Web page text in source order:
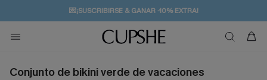
💌¡SUSCRIBIRSE & GANAR -10% EXTRA!
🚚ENVÍO GRATUITO A PARTIR DE 49 € >>
Conjunto de bikini verde de vacaciones